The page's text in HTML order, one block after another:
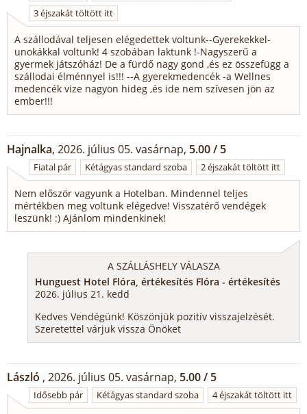
3 éjszakát töltött itt
A szállodával teljesen elégedettek voltunk--Gyerekekkel-
unokákkal voltunk! 4 szobában laktunk !-Nagyszerű a
gyermek játszóház! De a fürdő nagy gond ,és ez összefügg a
szállodai élménnyel is!!! --A gyerekmedencék -a Wellnes
medencék vize nagyon hideg ,és ide nem szívesen jön az
ember!!!
Hajnalka, 2026. július 05. vasárnap, 5.00 / 5
Fiatal pár Kétágyas standard szoba 2 éjszakát töltött itt
Nem először vagyunk a Hotelban. Mindennel teljes
mértékben meg voltunk elégedve! Visszatérő vendégek
leszünk! :) Ajánlom mindenkinek!
A SZÁLLÁSHELY VÁLASZA
Hunguest Hotel Flóra, értékesítés Flóra - értékesítés
2026. július 21. kedd
Kedves Vendégünk! Köszönjük pozitív visszajelzését.
Szeretettel várjuk vissza Önöket
László , 2026. július 05. vasárnap, 5.00 / 5
Idősebb pár Kétágyas standard szoba 4 éjszakát töltött itt